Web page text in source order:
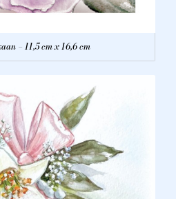
– 11,5 cm x 16,6 cm